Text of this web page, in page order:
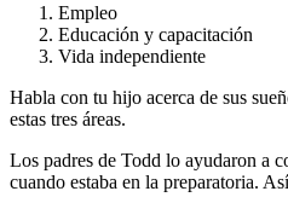
Empleo
Educación y capacitación
Vida independiente
Habla con tu hijo acerca de sus
estas tres áreas.
Los padres de Todd lo ayudaron a
cuando estaba en la preparatoria.